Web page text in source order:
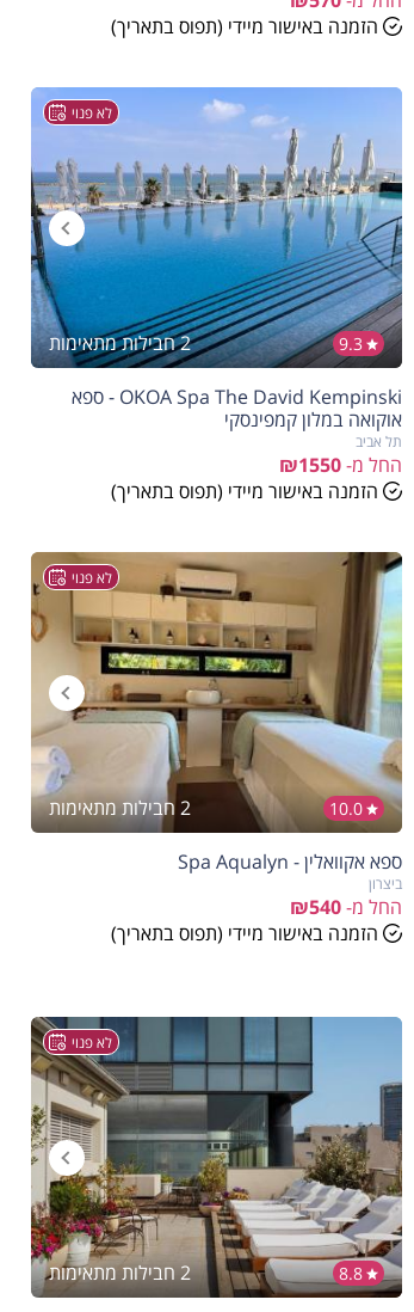
הזמנה באישור מיידי (תפוס בתאריך)
לא פנוי
9.3 2 חבילות מתאימות
OKOA Spa The David Kempinski - ספא
אוקואה במלון קמפינסקי
תל אביב
החל מ-₪1550
הזמנה באישור מיידי (תפוס בתאריך)
לא פנוי
10.0 2 חבילות מתאימות
ספא אקוואלין - Spa Aqualyn
ביצרון
החל מ-₪540
הזמנה באישור מיידי (תפוס בתאריך)
לא פנוי
8.8 2 חבילות מתאימות